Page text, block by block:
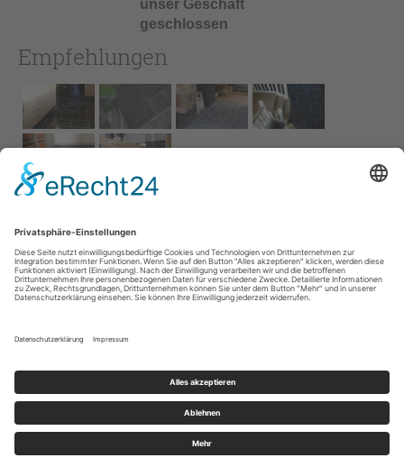
unser Geschäft
geschlossen
Empfehlungen
Impressum
AGB
Service
Cookie-Einstellungen Home Kontakt
© 2026 Naturstein Vonderhecken